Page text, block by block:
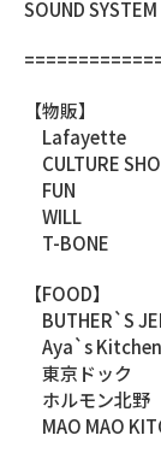
SOUND
【物販】
Lafayette
CULTURE
FUN
WILL
T-BONE
【FOOD】
BUTHER`S
Aya`s Kitchen
東京ドック
ホルモン北野
MAO MAO